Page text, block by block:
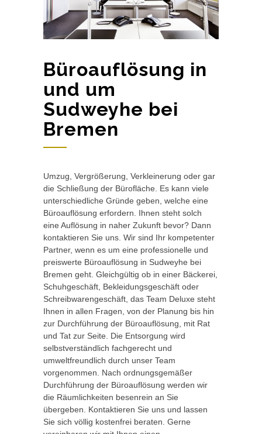
Büroauflösung in
und um
Sudweyhe bei
Bremen
Umzug, Vergrößerung, Verkleinerung oder gar
die Schließung der Bürofläche. Es kann viele
unterschiedliche Gründe geben, welche eine
Büroauflösung erfordern. Ihnen steht solch
eine Auflösung in naher Zukunft bevor? Dann
kontaktieren Sie uns. Wir sind Ihr kompetenter
Partner, wenn es um eine professionelle und
preiswerte Büroauflösung in Sudweyhe bei
Bremen geht. Gleichgültig ob in einer Bäckerei,
Schuhgeschäft, Bekleidungsgeschäft oder
Schreibwarengeschäft, das Team Deluxe steht
Ihnen in allen Fragen, von der Planung bis hin
zur Durchführung der Büroauflösung, mit Rat
und Tat zur Seite. Die Entsorgung wird
selbstverständlich fachgerecht und
umweltfreundlich durch unser Team
vorgenommen. Nach ordnungsgemäßer
Durchführung der Büroauflösung werden wir
die Räumlichkeiten besenrein an Sie
übergeben. Kontaktieren Sie uns und lassen
Sie sich völlig kostenfrei beraten. Gerne